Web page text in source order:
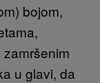
bojom,
u glavi, da